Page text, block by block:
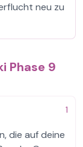
neu zu
Phase 9
1
die auf deine